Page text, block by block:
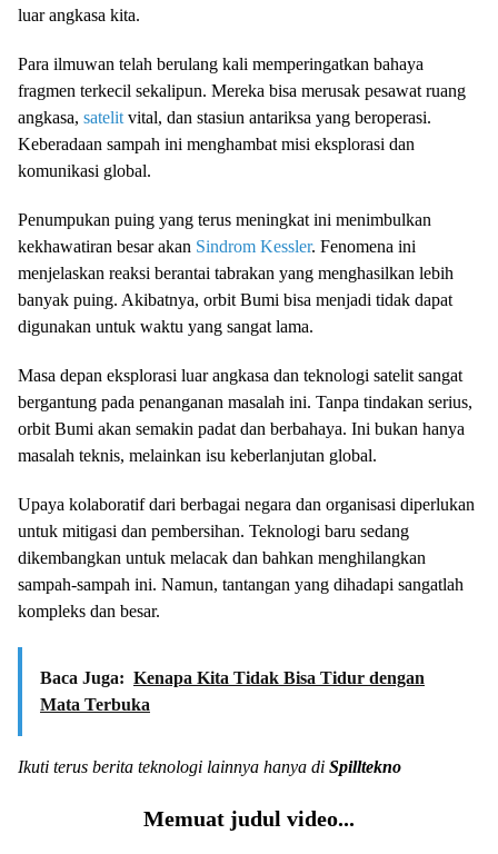
luar angkasa kita.
Para ilmuwan telah berulang kali memperingatkan bahaya
fragmen terkecil sekalipun. Mereka bisa merusak pesawat ruang
angkasa, satelit vital, dan stasiun antariksa yang beroperasi.
Keberadaan sampah ini menghambat misi eksplorasi dan
komunikasi global.
Penumpukan puing yang terus meningkat ini menimbulkan
kekhawatiran besar akan Sindrom Kessler. Fenomena ini
menjelaskan reaksi berantai tabrakan yang menghasilkan lebih
banyak puing. Akibatnya, orbit Bumi bisa menjadi tidak dapat
digunakan untuk waktu yang sangat lama.
Masa depan eksplorasi luar angkasa dan teknologi satelit sangat
bergantung pada penanganan masalah ini. Tanpa tindakan serius,
orbit Bumi akan semakin padat dan berbahaya. Ini bukan hanya
masalah teknis, melainkan isu keberlanjutan global.
Upaya kolaboratif dari berbagai negara dan organisasi diperlukan
untuk mitigasi dan pembersihan. Teknologi baru sedang
dikembangkan untuk melacak dan bahkan menghilangkan
sampah-sampah ini. Namun, tantangan yang dihadapi sangatlah
kompleks dan besar.
Baca Juga: Kenapa Kita Tidak Bisa Tidur dengan
Mata Terbuka
Ikuti terus berita teknologi lainnya hanya di Spilltekno
Memuat judul video...